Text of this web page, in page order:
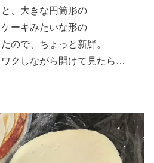
、大きな円筒形の
ーキみたいな形の
ので、ちょっと新鮮。
クしながら開けて見たら…